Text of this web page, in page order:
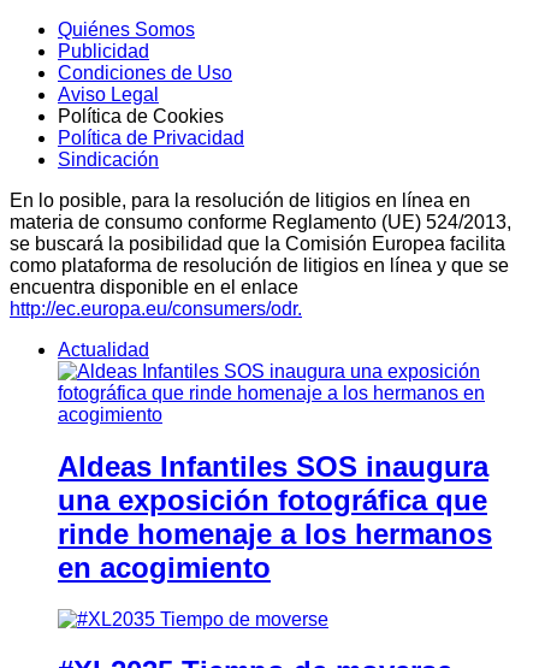
Quiénes Somos
Publicidad
Condiciones de Uso
Aviso Legal
Política de Cookies
Política de Privacidad
Sindicación
En lo posible, para la resolución de litigios en línea en
materia de consumo conforme Reglamento (UE) 524/2013,
se buscará la posibilidad que la Comisión Europea facilita
como plataforma de resolución de litigios en línea y que se
encuentra disponible en el enlace
http://ec.europa.eu/consumers/odr.
Actualidad
Aldeas Infantiles SOS inaugura
una exposición fotográfica que
rinde homenaje a los hermanos
en acogimiento